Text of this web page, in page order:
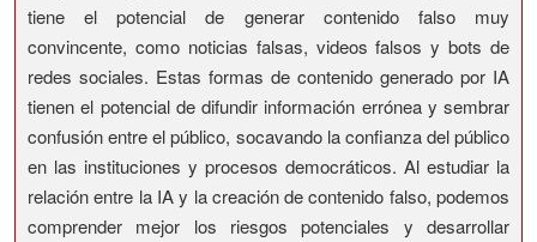
tiene el potencial de generar contenido falso muy
convincente, como noticias falsas, videos falsos y bots de
redes sociales. Estas formas de contenido generado por IA
tienen el potencial de difundir información errónea y sembrar
confusión entre el público, socavando la confianza del público
en las instituciones y procesos democráticos. Al estudiar la
relación entre la IA y la creación de contenido falso, podemos
comprender mejor los riesgos potenciales y desarrollar